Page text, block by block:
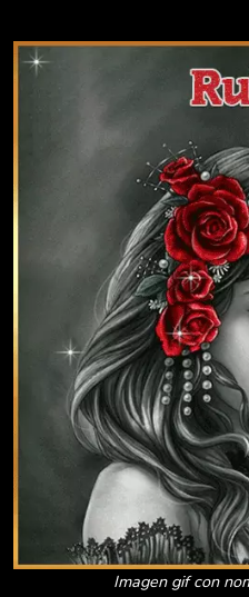
Imagen gif con